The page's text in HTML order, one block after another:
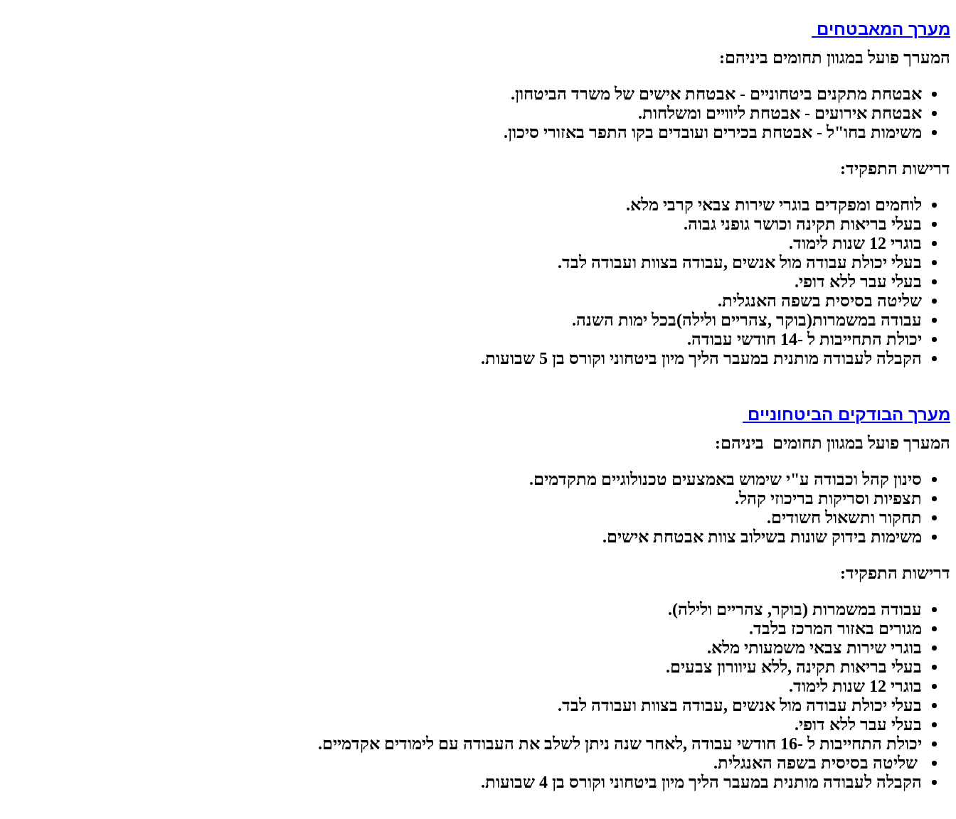
מערך המאבטחים
המערך פועל במגוון תחומים ביניהם:
אבטחת מתקנים ביטחוניים - אבטחת אישים של משרד הביטחון.
אבטחת אירועים - אבטחת ליוויים ומשלחות.
משימות בחו"ל- אבטחת בכירים ועובדים בקו התפר באזורי סיכון.
דרישות התפקיד:
לוחמים ומפקדים בוגרי שירות צבאי קרבי מלא.
בעלי בריאות תקינה וכושר גופני גבוה.
בוגרי 12 שנות לימוד.
בעלי יכולת עבודה מול אנשים ,עבודה בצוות ועבודה לבד.
בעלי עבר ללא דופי.
שליטה בסיסית בשפה האנגלית.
עבודה במשמרות)בוקר ,צהריים ולילה(בכל ימות השנה.
יכולת התחייבות ל14- חודשי עבודה.
הקבלה לעבודה מותנית במעבר הליך מיון ביטחוני וקורס בן 5 שבועות.
מערך הבודקים הביטחוניים
המערך פועל במגוון תחומים ביניהם:
סינון קהל וכבודה ע"י שימוש באמצעים טכנולוגיים מתקדמים.
תצפיות וסריקות בריכוזי קהל.
תחקור ותשאול חשודים.
משימות בידוק שונות בשילוב צוות אבטחת אישים.
דרישות התפקיד:
עבודה במשמרות (בוקר, צהריים ולילה).
מגורים באזור המרכז בלבד.
בוגרי שירות צבאי משמעותי מלא.
בעלי בריאות תקינה ,ללא עיוורון צבעים.
בוגרי 12 שנות לימוד.
בעלי יכולת עבודה מול אנשים ,עבודה בצוות ועבודה לבד.
בעלי עבר ללא דופי.
יכולת התחייבות ל 16- חודשי עבודה ,לאחר שנה ניתן לשלב את העבודה עם לימודים אקדמיים.
שליטה בסיסית בשפה האנגלית.
הקבלה לעבודה מותנית במעבר הליך מיון ביטחוני וקורס בן 4 שבועות.